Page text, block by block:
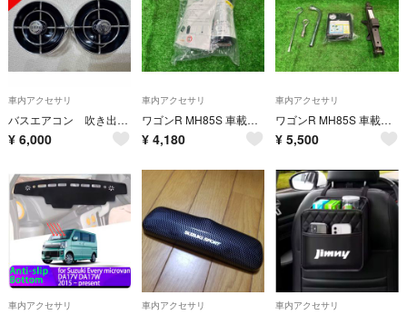
車内アクセサリ
バスエアコン 吹き出し口 ジムニーJB64
¥ 6,000
車内アクセサリ
ワゴンR MH85S 車載工具 FX 4WD WBT
¥ 4,180
車内アクセサリ
ワゴンR MH85S 車載工具 FX 4WD WBT
¥ 5,500
車内アクセサリ 車内アクセサリ 車内アクセサリ